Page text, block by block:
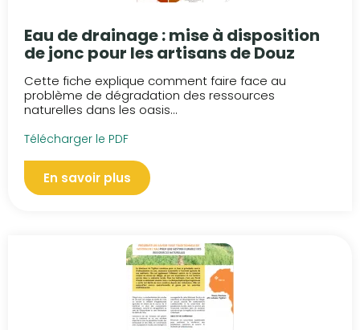
Eau de drainage : mise à disposition
de jonc pour les artisans de Douz
Cette fiche explique comment faire face au
problème de dégradation des ressources
naturelles dans les oasis...
Télécharger le PDF
En savoir plus